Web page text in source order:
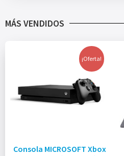
MÁS VENDIDOS
¡Oferta!
Consola MICROSOFT Xbox